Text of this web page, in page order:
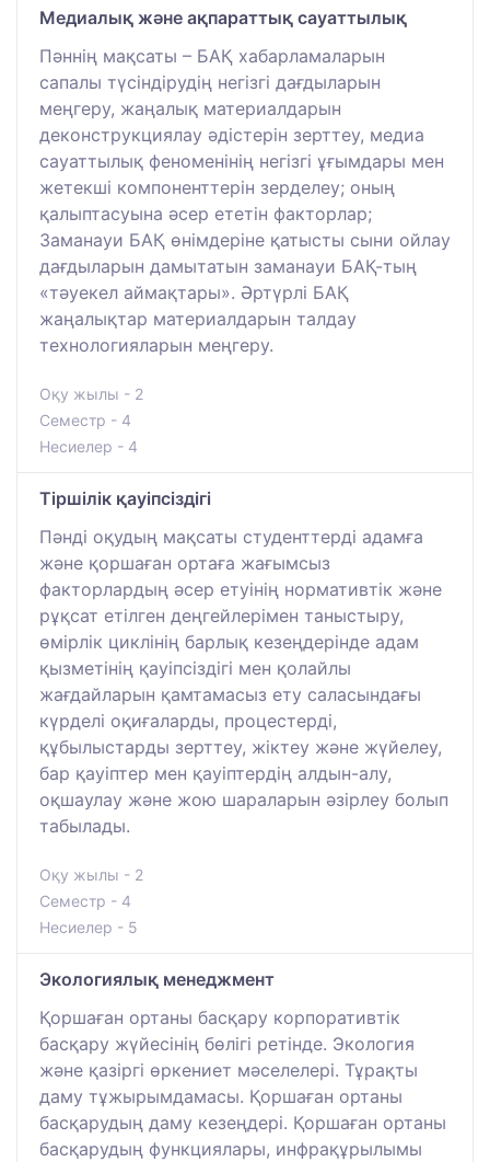
Медиалық және ақпараттық сауаттылық
Пәннің мақсаты – БАҚ хабарламаларын
сапалы түсіндірудің негізгі дағдыларын
меңгеру, жаңалық материалдарын
деконструкциялау әдістерін зерттеу, медиа
сауаттылық феноменінің негізгі ұғымдары мен
жетекші компоненттерін зерделеу; оның
қалыптасуына әсер ететін факторлар;
Заманауи БАҚ өнімдеріне қатысты сыни ойлау
дағдыларын дамытатын заманауи БАҚ-тың
«тәуекел аймақтары». Әртүрлі БАҚ
жаңалықтар материалдарын талдау
технологияларын меңгеру.
Оқу жылы - 2
Семестр - 4
Несиелер - 4
Тіршілік қауіпсіздігі
Пәнді оқудың мақсаты студенттерді адамға
және қоршаған ортаға жағымсыз
факторлардың әсер етуінің нормативтік және
рұқсат етілген деңгейлерімен таныстыру,
өмірлік циклінің барлық кезеңдерінде адам
қызметінің қауіпсіздігі мен қолайлы
жағдайларын қамтамасыз ету саласындағы
күрделі оқиғаларды, процестерді,
құбылыстарды зерттеу, жіктеу және жүйелеу,
бар қауіптер мен қауіптердің алдын-алу,
оқшаулау және жою шараларын әзірлеу болып
табылады.
Оқу жылы - 2
Семестр - 4
Несиелер - 5
Экологиялық менеджмент
Қоршаған ортаны басқару корпоративтік
басқару жүйесінің бөлігі ретінде. Экология
және қазіргі өркениет мәселелері. Тұрақты
даму тұжырымдамасы. Қоршаған ортаны
басқарудың даму кезеңдері. Қоршаған ортаны
басқарудың функциялары, инфрақұрылымы